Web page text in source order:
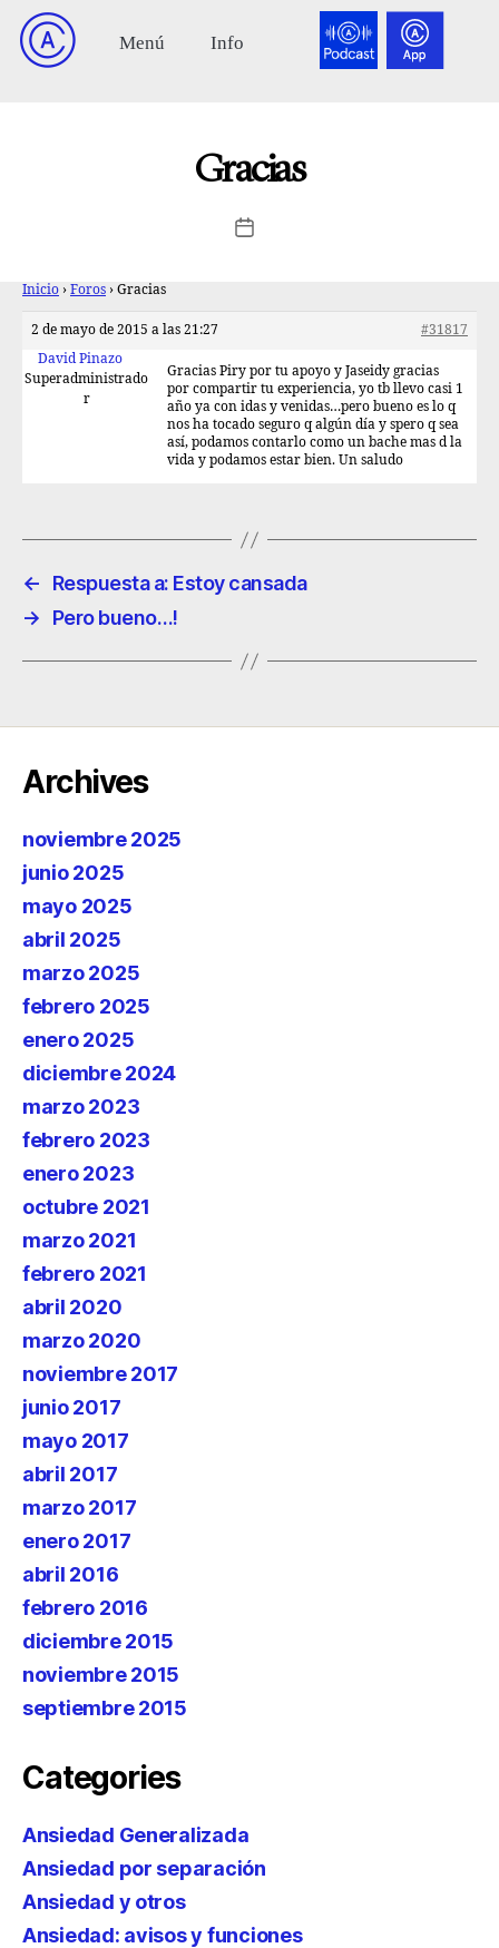
Gracias
Inicio › Foros › Gracias
2 de mayo de 2015 a las 21:27
#31817
David Pinazo
Superadministrado
r
Gracias Piry por tu apoyo y Jaseidy gracias
por compartir tu experiencia, yo tb llevo casi 1
año ya con idas y venidas…pero bueno es lo q
nos ha tocado seguro q algún día y spero q sea
así, podamos contarlo como un bache mas d la
vida y podamos estar bien. Un saludo
←
Respuesta a: Estoy cansada
→
Pero bueno…!
Archives
noviembre 2025
junio 2025
mayo 2025
abril 2025
marzo 2025
febrero 2025
enero 2025
diciembre 2024
marzo 2023
febrero 2023
enero 2023
octubre 2021
marzo 2021
febrero 2021
abril 2020
marzo 2020
noviembre 2017
junio 2017
mayo 2017
abril 2017
marzo 2017
enero 2017
abril 2016
febrero 2016
diciembre 2015
noviembre 2015
septiembre 2015
Categories
Ansiedad Generalizada
Ansiedad por separación
Ansiedad y otros
Ansiedad: avisos y funciones